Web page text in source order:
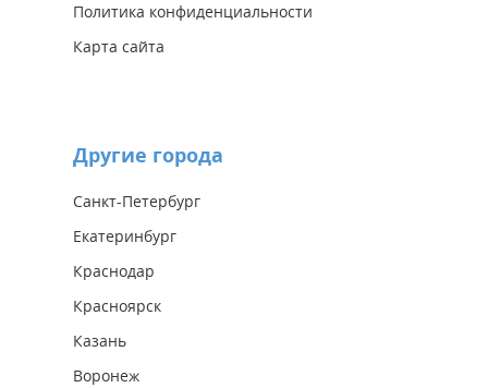
Политика конфиденциальности
Карта сайта
Другие города
Санкт-Петербург
Екатеринбург
Краснодар
Красноярск
Казань
Воронеж